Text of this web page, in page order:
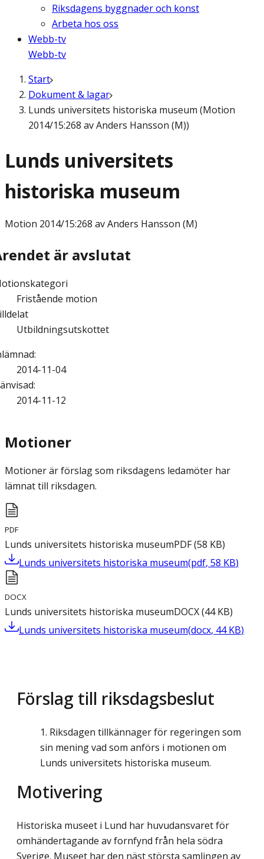
Riksdagens byggnader och konst
Arbeta hos oss
Webb-tv
Webb-tv
Start
Dokument & lagar
Lunds universitets historiska museum (Motion
2014/15:268 av Anders Hansson (M))
Lunds universitets
historiska museum
Motion 2014/15:268 av Anders Hansson (M)
är avslutat
Fristående motion
Utbildningsutskottet
:
2014-11-04
:
2014-11-12
Motioner
Motioner är förslag som riksdagens ledamöter har
lämnat till riksdagen.
PDF
Lunds universitets historiska museumPDF(58 KB)
Lunds universitets historiska museum(pdf, 58 KB)
DOCX
Lunds universitets historiska museumDOCX(44 KB)
Lunds universitets historiska museum(docx, 44 KB)
Förslag till riksdagsbeslut
Riksdagen tillkännager för regeringen som
sin mening vad som anförs i motionen om
Lunds universitets historiska museum.
Motivering
Historiska museet i Lund har huvudansvaret för
omhändertagande av fornfynd från hela södra
Sverige. Museet har den näst största samlingen av